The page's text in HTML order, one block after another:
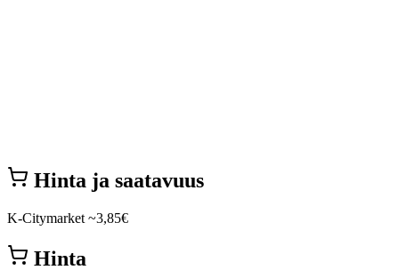
Hinta ja saatavuus
K-Citymarket ~3,85€
Hinta